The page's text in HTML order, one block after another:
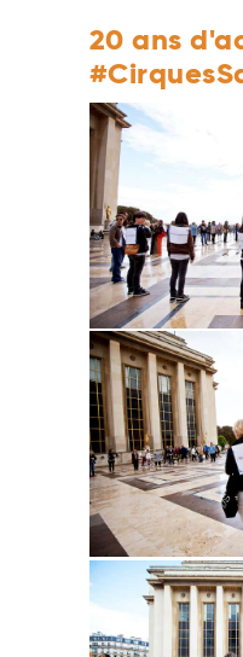
20 ans